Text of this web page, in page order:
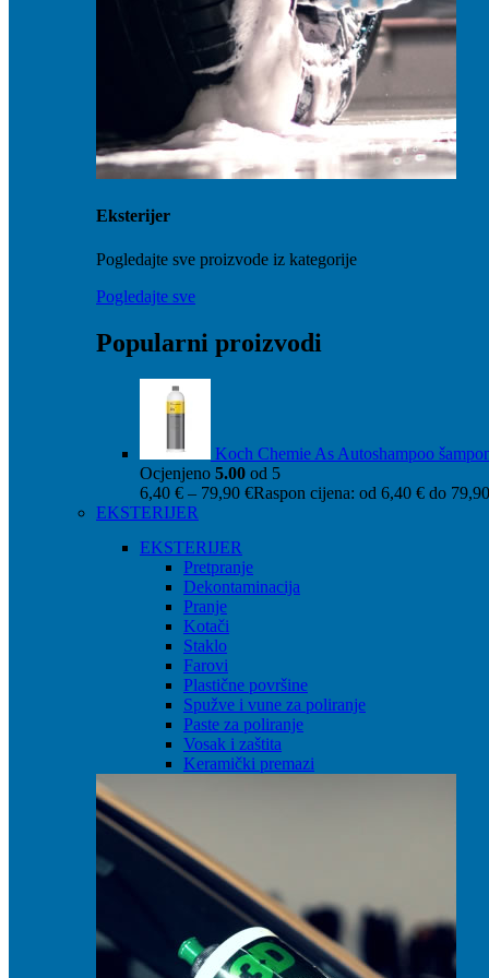
Eksterijer
Pogledajte sve proizvode iz kategorije
Pogledajte sve
Popularni proizvodi
Koch Chemie As Autoshampoo
Ocjenjeno 5.00 od 5
6,40 € – 79,90 €Raspon cijena: od 6,40 € do
EKSTERIJER
EKSTERIJER
Pretpranje
Dekontaminacija
Pranje
Kotači
Staklo
Farovi
Plastične površine
Spužve i vune za poliranje
Paste za poliranje
Vosak i zaštita
Keramički premazi